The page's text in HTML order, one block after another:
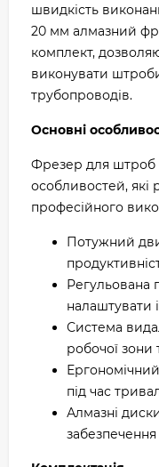
швидкість
20 мм алмазний
комплект,
виконувати
трубопроводів.
Основні
Фрезер для штроб
особливостей, які
професійного
Потужний
Регульована
налаштувати
Система
робочої зони
під час
Алмазні
забезпечення